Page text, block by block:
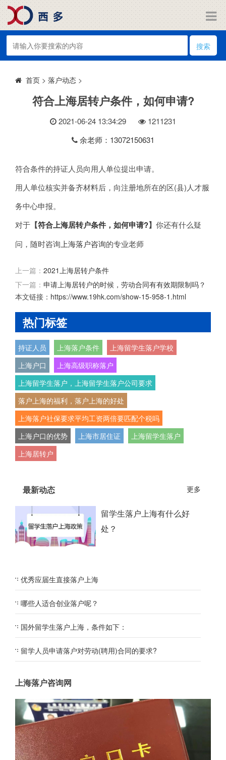
搜索
首页 > 落户动态 >
符合上海居转户条件，如何申请?
2021-06-24 13:34:29 1211231
余老师：13072150631
符合条件的持证人员向用人单位提出申请。
用人单位核实并备齐材料后，向注册地所在的区(县)人才服
务中心申报。
对于 【符合上海居转户条件，如何申请?】 你还有什么疑
问，随时咨询 上海落户咨询的专业老师
上一篇： 2021上海居转户条件
下一篇： 申请上海居转户的时候，劳动合同有有效期限制吗？
本文链接： https://www.19hk.com/show-15-958-1.html
热门标签
持证人员 上海落户条件
上海留学生落户学校
上海户口
上海高级职称落户
上海留学生落户，上海留学生落户公司要求
落户上海的福利，落户上海的好处
上海落户社保要求平均工资两倍要匹配个税吗
上海户口的优势
上海市居住证
上海留学生落户
上海居转户
最新动态 更多
留学生落户上海有什么好
处？
优秀应届生直接落户上海
哪些人适合创业落户呢？
国外留学生落户上海，条件如下：
留学人员申请落户对劳动(聘用)合同的要求?
上海落户咨询网